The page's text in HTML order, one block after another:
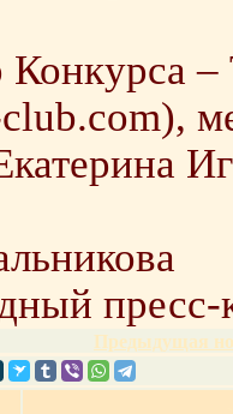
Конкурса
пресс-
Предыдущая